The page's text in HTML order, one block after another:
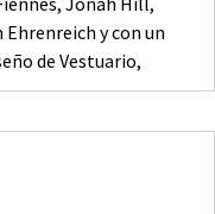
y con un
de Vestuario,